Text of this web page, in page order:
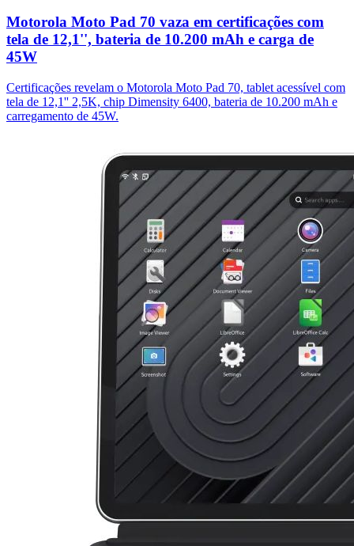
Motorola Moto Pad 70 vaza em certificações com
tela de 12,1'', bateria de 10.200 mAh e carga de
45W
Certificações revelam o Motorola Moto Pad 70, tablet acessível com
tela de 12,1'' 2,5K, chip Dimensity 6400, bateria de 10.200 mAh e
carregamento de 45W.